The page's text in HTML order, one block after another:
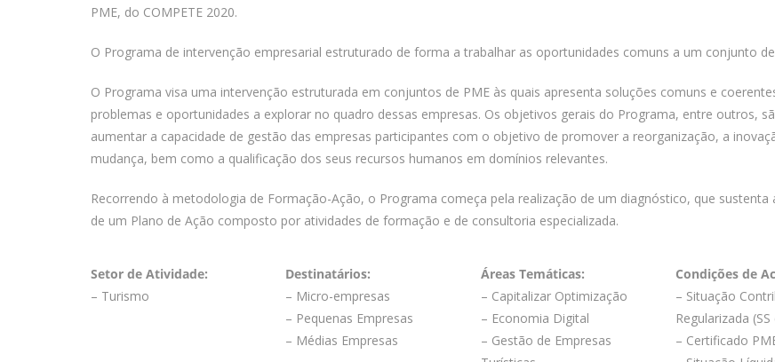
PME, do COMPETE 2020.
O Programa de intervenção empresarial estruturado de forma a trabalhar as oportunidades comuns a um conjunto de
O Programa visa uma intervenção estruturada em conjuntos de PME às quais apresenta soluções comuns e
problemas e oportunidades a explorar no quadro dessas empresas. Os objetivos gerais do Programa, entre outros,
aumentar a capacidade de gestão das empresas participantes com o objetivo de promover a reorganização, a
mudança, bem como a qualificação dos seus recursos humanos em domínios relevantes.
Recorrendo à metodologia de Formação-Ação, o Programa começa pela realização de um diagnóstico, que sustenta
de um Plano de Ação composto por atividades de formação e de consultoria especializada.
Setor de Atividade:
– Turismo
Destinatários:
– Micro-empresas
– Pequenas Empresas
– Médias Empresas
Áreas Temáticas:
– Capitalizar Optimização
– Economia Digital
– Gestão de Empresas
Condições de
– Situação
Regularizada (SS
– Certificado